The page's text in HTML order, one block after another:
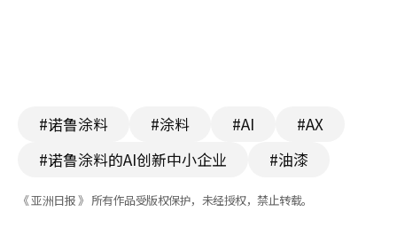
#诺鲁涂料 #涂料 #AI
#AX
#诺鲁涂料的AI创新中小企业
#油漆
《 亚洲日报 》 所有作品受版权保护，未经授权，禁止转载。